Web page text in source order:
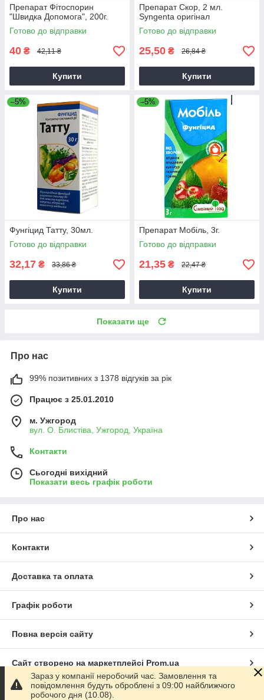
Препарат Фітоспорин
"Швидка Допомога", 200г.
Готово до відправки
40 ₴ 42,11 ₴
Купити
Препарат Скор, 2 мл.
Syngenta оригінал
Готово до відправки
25,50 ₴ 26,84 ₴
Купити
–5%
Фунгіцид Татту, 30мл.
Готово до відправки
32,17 ₴ 33,86 ₴
Купити
–5%
Препарат Мобіль, 3г.
Готово до відправки
21,35 ₴ 22,47 ₴
Купити
Показати ще
Про нас
99% позитивних з 1378 відгуків за рік
Працює з 25.01.2010
м. Ужгород
вул. О. Блистіва, Ужгород, Україна
Контакти
Сьогодні вихідний
Показати весь графік роботи
Про нас
Контакти
Доставка та оплата
Графік роботи
Повна версія сайту
Сайт створено на маркетплейсі Prom.ua
Політика конфіденційності
Зараз у компанії неробочий час. Замовлення та
повідомлення будуть оброблені з 09:00 найближчого
робочого дня (10.08).